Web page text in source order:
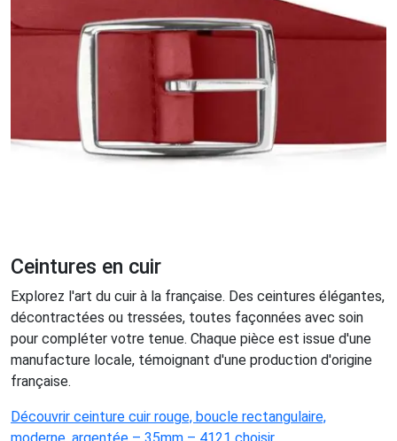
Ceintures en cuir
Explorez l'art du cuir à la française. Des ceintures élégantes,
décontractées ou tressées, toutes façonnées avec soin
pour compléter votre tenue. Chaque pièce est issue d'une
manufacture locale, témoignant d'une production d'origine
française.
Découvrir ceinture cuir rouge, boucle rectangulaire,